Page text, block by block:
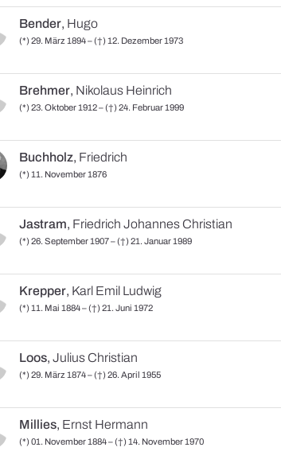
Bender, Hugo
(*) 29. März 1894 – (†) 12. Dezember 1973
Brehmer, Nikolaus Heinrich
(*) 23. Oktober 1912 – (†) 24. Februar 1999
Buchholz, Friedrich
(*) 11. November 1876
Jastram, Friedrich Johannes Christian
(*) 26. September 1907 – (†) 21. Januar 1989
Krepper, Karl Emil Ludwig
(*) 11. Mai 1884 – (†) 21. Juni 1972
Loos,Julius Christian
(*) 29. März 1874 – (†) 26. April 1955
Millies, Ernst Hermann
(*) 01. November 1884 – (†) 14. November 1970